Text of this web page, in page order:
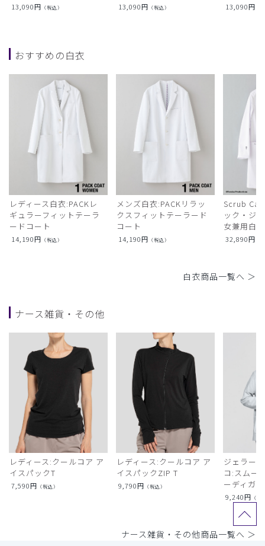
13,090円 （税込） 13,090円 （税込） 13,090円
おすすめの白衣
レディース白衣:PACKレ
ギュラーフィットテーラ
ードコート
14,190円 （税込）
メンズ白衣:PACKリラッ
クスフィットテーラード
コート
14,190円 （税込）
Scrub
ック・ジ
女兼用白
32,890円
白衣商品一覧へ ＞
ナース雑貨・その他
レディース:クールコア ア
イスパックT
7,590円 （税込）
レディース:クールコア ア
イスパックZIP T
9,790円 （税込）
ジェラー
コ:スムー
ーディガン
9,240円 （税
ナース雑貨・その他商品一覧へ ＞